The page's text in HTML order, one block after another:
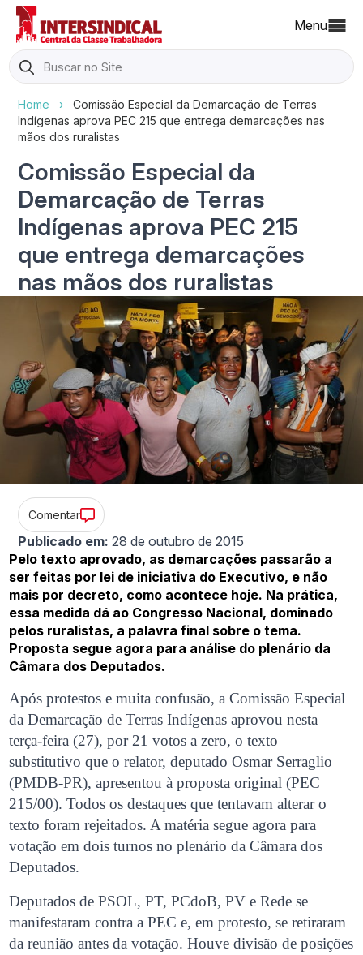
Menu
Search
for:
Home ›
Comissão Especial da Demarcação de Terras
Indígenas aprova PEC 215 que entrega demarcações nas
mãos dos ruralistas
Comissão Especial da
Demarcação de Terras
Indígenas aprova PEC 215
que entrega demarcações
nas mãos dos ruralistas
Comentar
Publicado em: 28 de outubro de 2015
Pelo texto aprovado, as demarcações passarão a
ser feitas por lei de iniciativa do Executivo, e não
mais por decreto, como acontece hoje. Na prática,
essa medida dá ao Congresso Nacional, dominado
pelos ruralistas, a palavra final sobre o tema.
Proposta segue agora para análise do plenário da
Câmara dos Deputados.
Após protestos e muita confusão, a Comissão Especial
da Demarcação de Terras Indígenas aprovou nesta
terça-feira (27), por 21 votos a zero, o texto
substitutivo que o relator, deputado Osmar Serraglio
(PMDB-PR), apresentou à proposta original (PEC
215/00). Todos os destaques que tentavam alterar o
texto foram rejeitados. A matéria segue agora para
votação em dois turnos no plenário da Câmara dos
Deputados.
Deputados de PSOL, PT, PCdoB, PV e Rede se
manifestaram contra a PEC e, em protesto, se retiraram
da reunião antes da votação. Houve divisão de posições